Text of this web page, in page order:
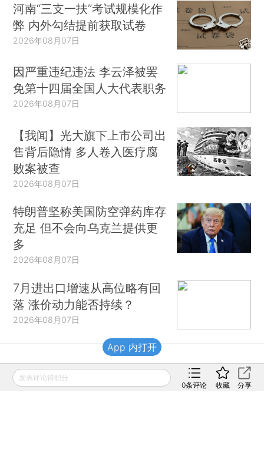
河南“三支一扶”考试规模化作
弊 内外勾结提前获取试卷
2026年08月07日
因严重违纪违法 李云泽被罢
免第十四届全国人大代表职务
2026年08月07日
【我闻】光大旗下上市公司出
售背后隐情 多人卷入医疗腐
败案被查
2026年08月07日
特朗普坚称美国防空弹药库存
充足 但不会向乌克兰提供更
多
2026年08月07日
7月进出口增速从高位略有回
落 涨价动力能否持续？
2026年08月07日
财新移动
发表评论得积分
0条评论 收藏 分享
App 内打开